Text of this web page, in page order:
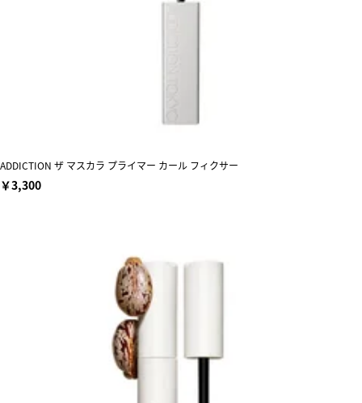
ADDICTION ザ マスカラ プライマー カール フィクサー
￥3,300